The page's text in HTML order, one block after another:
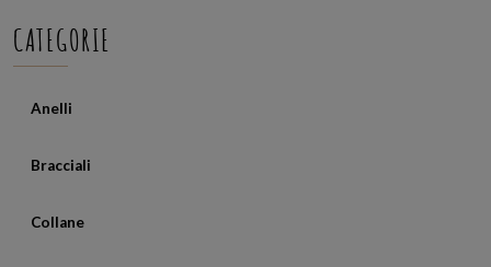
CATEGORIE
Anelli
Bracciali
Collane